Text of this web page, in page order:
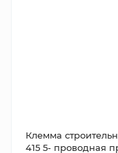
Клемма
415 5- проводная